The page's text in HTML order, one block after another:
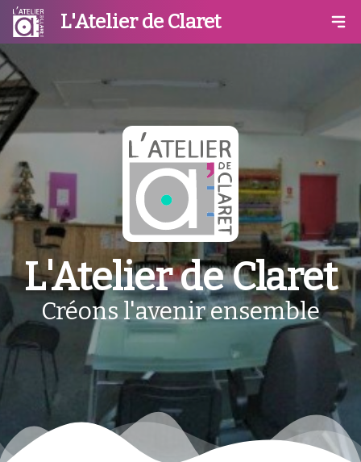
L'Atelier de Claret
L'Atelier de Claret
Créons l'avenir ensemble